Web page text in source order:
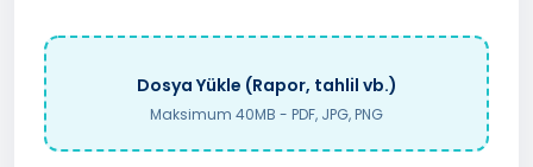
Dosya Yükle (Rapor, tahlil vb.)
Maksimum 40MB - PDF, JPG, PNG